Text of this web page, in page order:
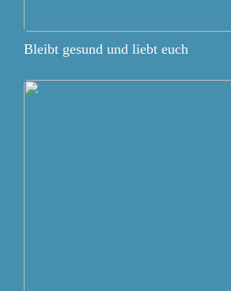
Bleibt gesund und liebt euch